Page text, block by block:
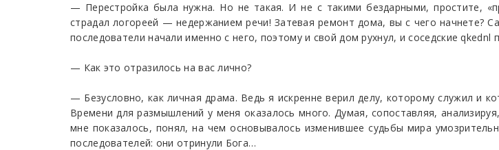
— Перестройка была нужна. Но не такая. И не с такими бездарными, простите,
страдал логореей — недержанием речи! Затевая ремонт дома, вы с чего начнете?
последователи начали именно с него, поэтому и свой дом рухнул, и соседские qkednl
— Как это отразилось на вас лично?
— Безусловно, как личная драма. Ведь я искренне верил делу, которому служил и
Времени для размышлений у меня оказалось много. Думая, сопоставляя,
мне показалось, понял, на чем основывалось изменившее судьбы мира
последователей: они отринули Бога…